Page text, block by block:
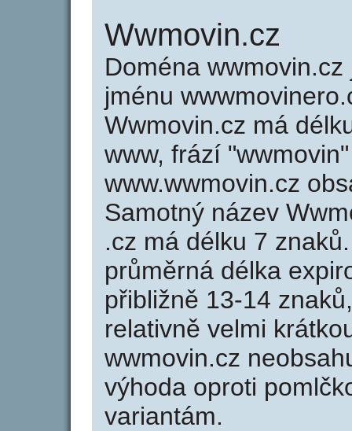
Wwmovin.cz
Doména
jménu
Wwmovin.cz má
www, frází
www.wwmovin.cz
Samotný název
.cz má délku 7
průměrná délka
přibližně 13-14
relativně velmi
wwmovin.cz
výhoda oproti
variantám.